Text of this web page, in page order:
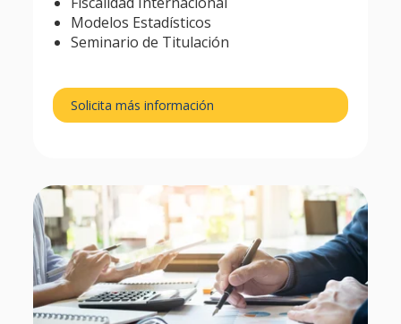
Modelos Estadísticos
Seminario de Titulación
Solicita más información